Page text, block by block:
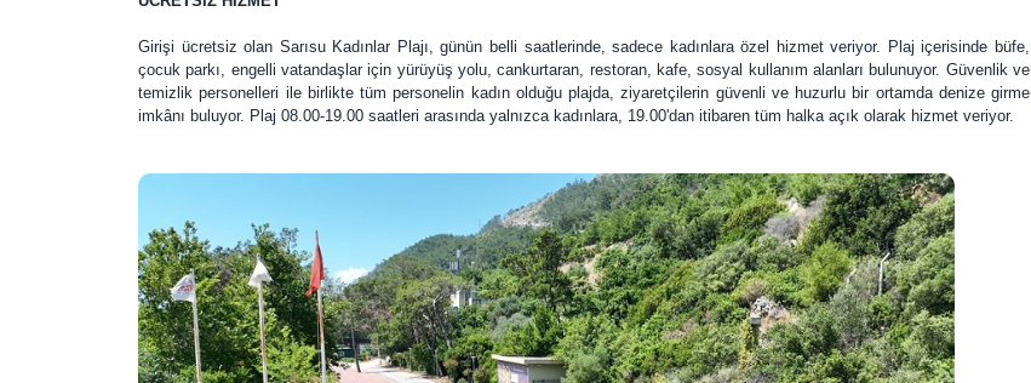
Girişi ücretsiz olan Sarısu Kadınlar Plajı, günün belli saatlerinde, sadece kadınlara özel hizmet veriyor. Plaj içerisinde büfe,
çocuk parkı, engelli vatandaşlar için yürüyüş yolu, cankurtaran, restoran, kafe, sosyal kullanım alanları bulunuyor. Güvenlik ve
temizlik personelleri ile birlikte tüm personelin kadın olduğu plajda, ziyaretçilerin güvenli ve huzurlu bir ortamda denize girme
imkânı buluyor. Plaj 08.00-19.00 saatleri arasında yalnızca kadınlara, 19.00'dan itibaren tüm halka açık olarak hizmet veriyor.